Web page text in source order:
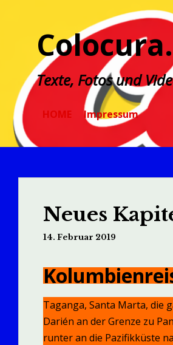
springen
Texte, Fotos und
HOME Impressum
Neues
14. Februar 2019
Taganga, Santa Marta, die
Darién an der Grenze zu
runter an die Pazifikküste